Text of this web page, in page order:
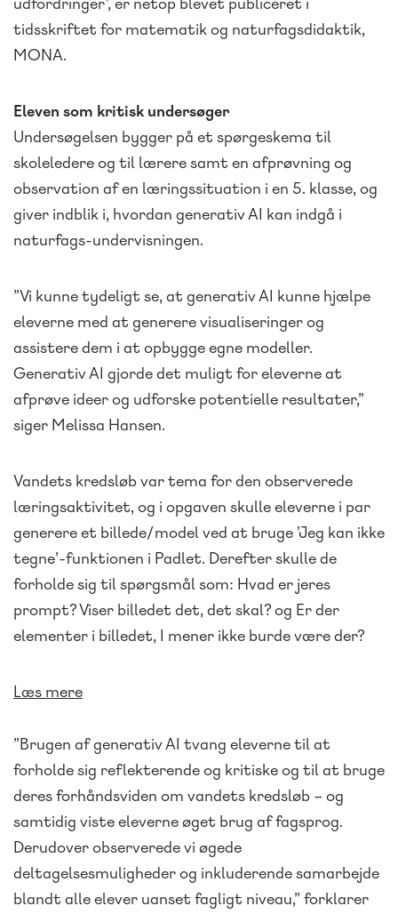
tidsskriftet for matematik og naturfagsdidaktik,
MONA.
Eleven som kritisk undersøger
Undersøgelsen bygger på et spørgeskema til
skoleledere og til lærere samt en afprøvning og
observation af en læringssituation i en 5. klasse, og
giver indblik i, hvordan generativ AI kan indgå i
naturfags-undervisningen.
”Vi kunne tydeligt se, at generativ AI kunne hjælpe
eleverne med at generere visualiseringer og
assistere dem i at opbygge egne modeller.
Generativ AI gjorde det muligt for eleverne at
afprøve ideer og udforske potentielle resultater,”
siger Melissa Hansen.
Vandets kredsløb var tema for den observerede
læringsaktivitet, og i opgaven skulle eleverne i par
generere et billede/model ved at bruge ’Jeg kan ikke
tegne’-funktionen i Padlet. Derefter skulle de
forholde sig til spørgsmål som: Hvad er jeres
prompt? Viser billedet det, det skal? og Er der
elementer i billedet, I mener ikke burde være der?
Læs mere
”Brugen af generativ AI tvang eleverne til at
forholde sig reflekterende og kritiske og til at bruge
deres forhåndsviden om vandets kredsløb – og
samtidig viste eleverne øget brug af fagsprog.
Derudover observerede vi øgede
deltagelsesmuligheder og inkluderende samarbejde
blandt alle elever uanset fagligt niveau,” forklarer